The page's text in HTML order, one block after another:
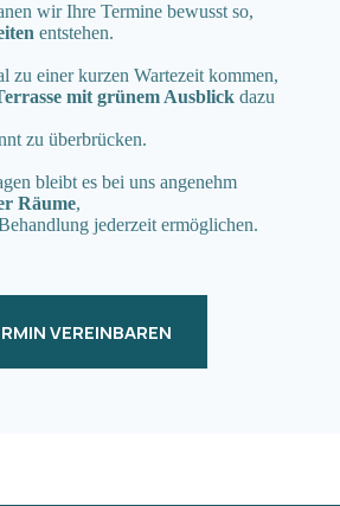
wir Ihre Termine bewusst so,
entstehen.
zu einer kurzen Wartezeit kommen,
mit grünem Ausblick dazu
zu überbrücken.
bleibt es bei uns angenehm
Räume,
jederzeit ermöglichen.
VEREINBAREN